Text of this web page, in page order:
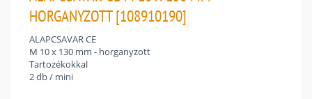
HORGANYZOTT [108910190]
ALAPCSAVAR CE
M 10 x 130 mm - horganyzott
Tartozékokkal
2 db / mini